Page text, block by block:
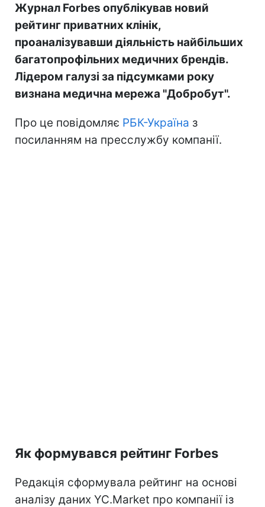
Журнал Forbes опублікував новий
рейтинг приватних клінік,
проаналізувавши діяльність найбільших
багатопрофільних медичних брендів.
Лідером галузі за підсумками року
визнана медична мережа "Добробут".
Про це повідомляє РБК-Україна з
посиланням на пресслужбу компанії.
Як формувався рейтинг Forbes
Редакція сформувала рейтинг на основі
аналізу даних YC.Market про компанії із